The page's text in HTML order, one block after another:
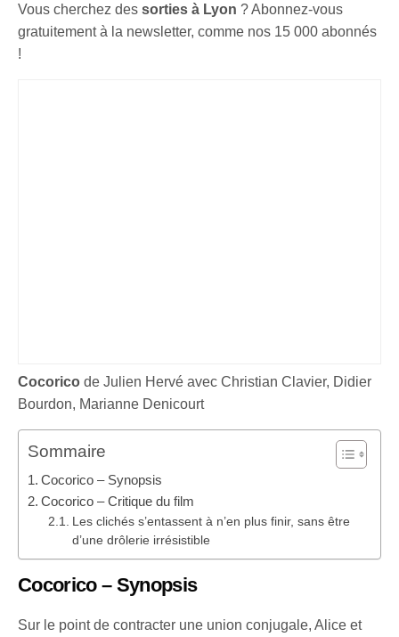
Vous cherchez dessorties à Lyon ? Abonnez-vous
gratuitement à la newsletter, comme nos 15 000 abonnés
!
Cocorico de Julien Hervé avec Christian Clavier, Didier
Bourdon, Marianne Denicourt
Sommaire
Cocorico – Synopsis
Cocorico – Critique du film
Les clichés s’entassent à n’en plus finir, sans être
d’une drôlerie irrésistible
Cocorico – Synopsis
Sur le point de contracter une union conjugale, Alice et